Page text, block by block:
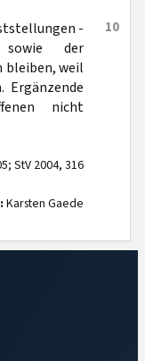
10
-
der
bleiben, weil
Ergänzende
nicht
StV 2004, 316
Karsten Gaede